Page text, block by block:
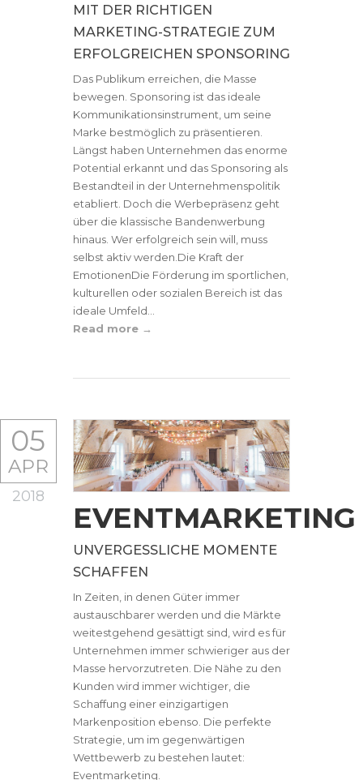
MIT DER RICHTIGEN
MARKETING-STRATEGIE ZUM
ERFOLGREICHEN SPONSORING
Das Publikum erreichen, die Masse
bewegen. Sponsoring ist das ideale
Kommunikationsinstrument, um seine
Marke bestmöglich zu präsentieren.
Längst haben Unternehmen das enorme
Potential erkannt und das Sponsoring als
Bestandteil in der Unternehmenspolitik
etabliert. Doch die Werbepräsenz geht
über die klassische Bandenwerbung
hinaus. Wer erfolgreich sein will, muss
selbst aktiv werden.Die Kraft der
EmotionenDie Förderung im sportlichen,
kulturellen oder sozialen Bereich ist das
ideale Umfeld...
Read more
05
APR
2018
EVENTMARKETING
UNVERGESSLICHE MOMENTE
SCHAFFEN
In Zeiten, in denen Güter immer
austauschbarer werden und die Märkte
weitestgehend gesättigt sind, wird es für
Unternehmen immer schwieriger aus der
Masse hervorzutreten. Die Nähe zu den
Kunden wird immer wichtiger, die
Schaffung einer einzigartigen
Markenposition ebenso. Die perfekte
Strategie, um im gegenwärtigen
Wettbewerb zu bestehen lautet:
Eventmarketing.